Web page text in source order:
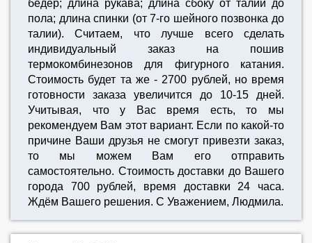
бёдер; длина рукава; длина сбоку от талии до
пола; длина спинки (от 7-го шейного позвонка до
талии). Считаем, что лучше всего сделать
индивидуальный заказ на пошив
термокомбинезонов для фигурного катания.
Стоимость будет та же - 2700 рублей, но время
готовности заказа увеличится до 10-15 дней.
Учитывая, что у Вас время есть, то мы
рекомендуем Вам этот вариант. Если по какой-то
причине Ваши друзья не смогут привезти заказ,
то мы можем Вам его отправить
самостоятельно. Стоимость доставки до Вашего
города 700 рублей, время доставки 24 часа.
Ждём Вашего решения. С Уважением, Людмила.